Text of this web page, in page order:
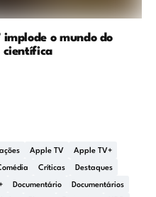
implode o mundo do
científica
Apple TV Apple TV+
Críticas Destaques
Documentário Documentários